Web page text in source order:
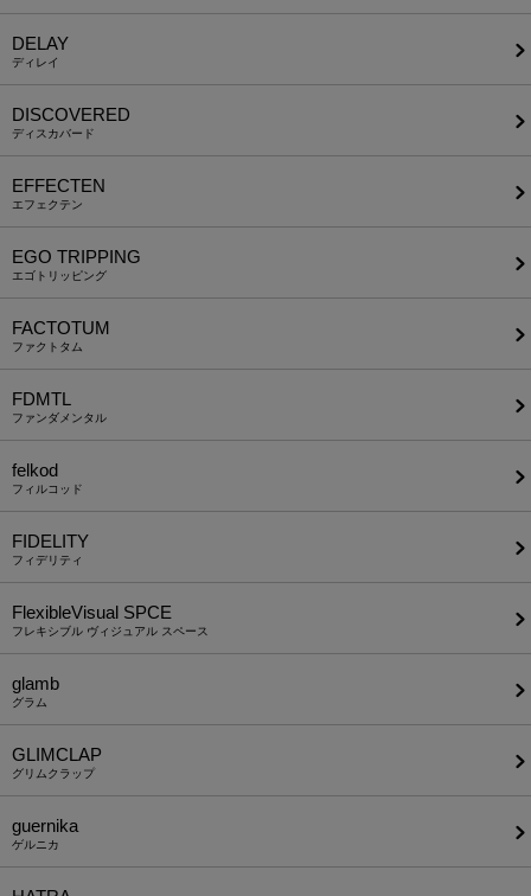
DELAY
ディレイ
DISCOVERED
ディスカバード
EFFECTEN
エフェクテン
EGO TRIPPING
エゴトリッピング
FACTOTUM
ファクトタム
FDMTL
ファンダメンタル
felkod
フィルコッド
FIDELITY
フィデリティ
FlexibleVisual SPCE
フレキシブル ヴィジュアル スペース
glamb
グラム
GLIMCLAP
グリムクラップ
guernika
ゲルニカ